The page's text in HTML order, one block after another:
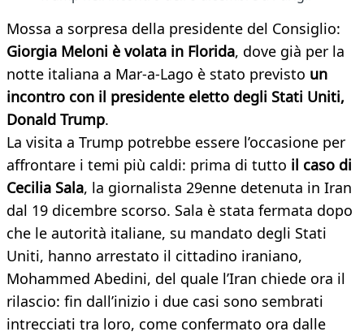
Mossa a sorpresa della presidente del Consiglio:
Giorgia Meloni è volata in Florida, dove già per la
notte italiana a Mar-a-Lago è stato previsto un
incontro con il presidente eletto degli Stati Uniti,
Donald Trump.
La visita a Trump potrebbe essere l’occasione per
affrontare i temi più caldi: prima di tutto il caso di
Cecilia Sala, la giornalista 29enne detenuta in Iran
dal 19 dicembre scorso. Sala è stata fermata dopo
che le autorità italiane, su mandato degli Stati
Uniti, hanno arrestato il cittadino iraniano,
Mohammed Abedini, del quale l’Iran chiede ora il
rilascio: fin dall’inizio i due casi sono sembrati
intrecciati tra loro, come confermato ora dalle